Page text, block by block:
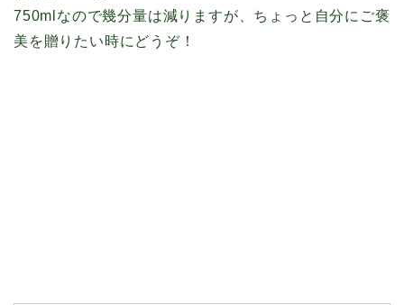
750mlなので幾分量は減りますが、ちょっと自分にご褒
美を贈りたい時にどうぞ！